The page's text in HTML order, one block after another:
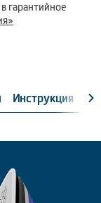
гарантийное
Инструкция